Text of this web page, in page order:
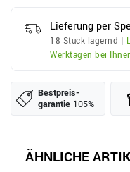
Lieferung per
18 Stück lagernd |
Werktagen bei
Bestpreis­
garantie 105%
ÄHNLICHE